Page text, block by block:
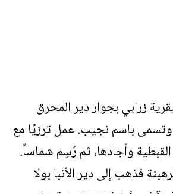
1910م بقرية زرابي بجوار دير المحرق
باسم نجيب. عمل ترزيًا مع
القبطية وأجادها، ثم رُسِم شماساً.
فذهب إلى دير الأنبا بولا